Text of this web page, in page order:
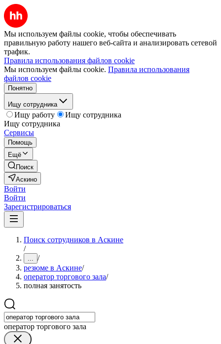
Мы используем файлы cookie, чтобы обеспечивать
правильную работу нашего веб-сайта и анализировать сетевой
трафик.
Правила использования файлов cookie
Мы используем файлы cookie. Правила использования
файлов cookie
Понятно
Ищу сотрудника
Ищу работу
Ищу сотрудника
Ищу сотрудника
Сервисы
Помощь
Ещё
Поиск
Аскино
Войти
Войти
Зарегистрироваться
Поиск сотрудников в Аскине
/
... /
резюме в Аскине/
оператор торгового зала/
полная занятость
оператор торгового зала